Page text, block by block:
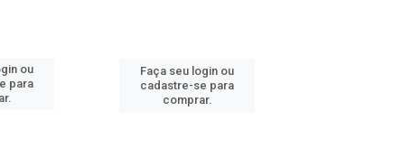
ou
para
Faça seu login ou
cadastre-se para
comprar.